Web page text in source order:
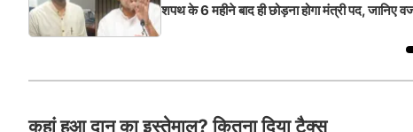
शपथ के 6 महीने बाद ही छोड़ना होगा मंत्री पद, जानिए
कहां हुआ दान का इस्तेमाल? कितना दिया टैक्स